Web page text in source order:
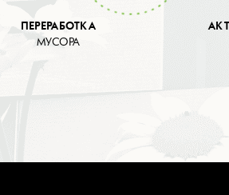
ПЕРЕРАБОТКА
МУСОРА